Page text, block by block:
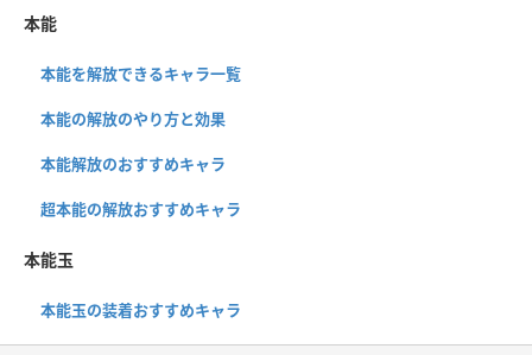
本能
本能を解放できるキャラ一覧
本能の解放のやり方と効果
本能解放のおすすめキャラ
超本能の解放おすすめキャラ
本能玉
本能玉の装着おすすめキャラ